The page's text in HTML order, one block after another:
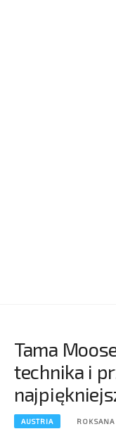
Tama
technika i
AUSTRIA ROKSANA